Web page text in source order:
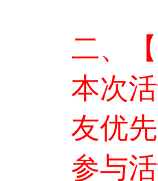
二、
本次
友优先
参与